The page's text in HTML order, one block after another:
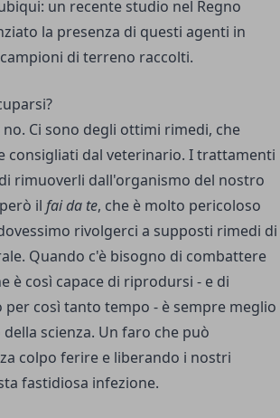
un recente studio nel Regno
la presenza di questi agenti in
di terreno raccolti.
Ci sono degli ottimi rimedi, che
consigliati dal veterinario. I trattamenti
rimuoverli dall'organismo del nostro
il fai da te, che è molto pericoloso
rivolgerci a supposti rimedi di
Quando c'è bisogno di combattere
è così capace di riprodursi - e di
così tanto tempo - è sempre meglio
scienza. Un faro che può
colpo ferire e liberando i nostri
fastidiosa infezione.